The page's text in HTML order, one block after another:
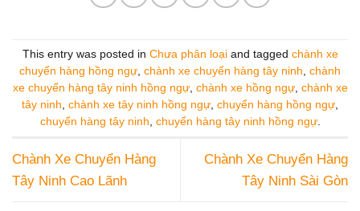
This entry was posted in Chưa phân loạiand tagged chành xe
chuyển hàng hồng ngự, chành xe chuyển hàng tây ninh, chành
xe chuyển hàng tây ninh hồng ngự, chành xe hồng ngự, chành xe
tây ninh, chành xe tây ninh hồng ngự, chuyển hàng hồng ngự,
chuyển hàng tây ninh, chuyển hàng tây ninh hồng ngự.
Chành Xe Chuyển Hàng
Tây Ninh Cao Lãnh
Chành Xe Chuyển Hàng
Tây Ninh Sài Gòn